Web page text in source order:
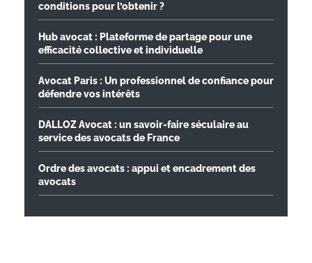
conditions pour l’obtenir ?
Hub avocat : Plateforme de partage pour une
efficacité collective et individuelle
Avocat Paris : Un professionnel de confiance pour
défendre vos intérêts
DALLOZ Avocat : un savoir-faire séculaire au
service des avocats de France
Ordre des avocats : appui et encadrement des
avocats